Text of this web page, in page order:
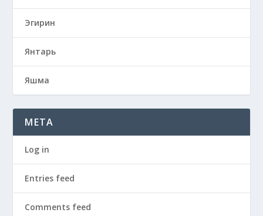
Эгирин
Янтарь
Яшма
META
Log in
Entries feed
Comments feed